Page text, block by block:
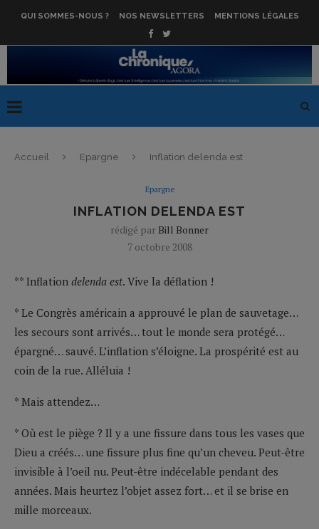
QUI SOMMES-NOUS ? NOS NEWSLETTERS MENTIONS LÉGALES
Accueil Epargne Inflation delenda est
Epargne
INFLATION DELENDA EST
rédigé par Bill Bonner
7 octobre 2008
** Inflation delenda est. Vive la déflation !
* Le Congrès américain a approuvé le plan de sauvetage…
les secours sont arrivés… tout le monde sera protégé…
épargné… sauvé. L’inflation s’éloigne. La prospérité est au
coin de la rue. Alléluia !
* Mais attendez…
* Où est le piège ? Il y a une fissure dans tous les vases que
Dieu a créés… une fissure plus fine qu’un cheveu. Peut-être
invisible à l’oeil nu. Peut-être indécelable pendant des
années. Mais heurtez l’objet assez fort… et il se brise en
mille morceaux.